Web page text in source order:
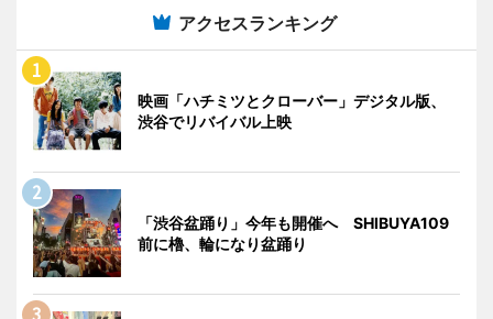
アクセスランキング
映画「ハチミツとクローバー」デジタル版、
渋谷でリバイバル上映
「渋谷盆踊り」今年も開催へ SHIBUYA109
前に櫓、輪になり盆踊り